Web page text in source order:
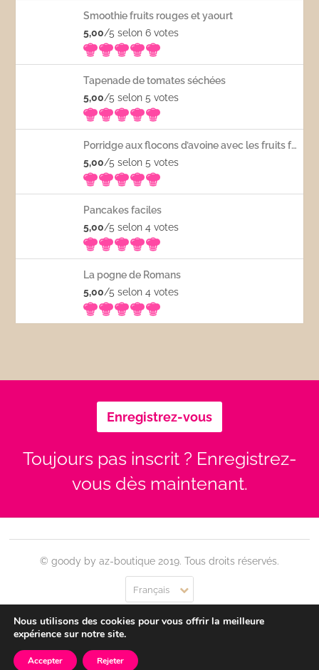
Smoothie fruits rouges et yaourt
5,00/5 selon 6votes
Tapenade de tomates séchées
5,00/5 selon 5votes
Porridge aux flocons d’avoine avec les fruits frais
5,00/5 selon 5votes
Pancakes faciles
5,00/5 selon 4votes
La pogne de Romans
5,00/5 selon 4votes
Enregistrez-vous
Toujours pas inscrit ? Enregistrez-
vous dès maintenant.
© goody by az-boutique 2019. Tous droits réservés.
Français
Contact Se connecter Confidentialité CGU
Nous utilisons des cookies pour vous offrir la meilleure
expérience sur notre site.
Accepter Rejeter